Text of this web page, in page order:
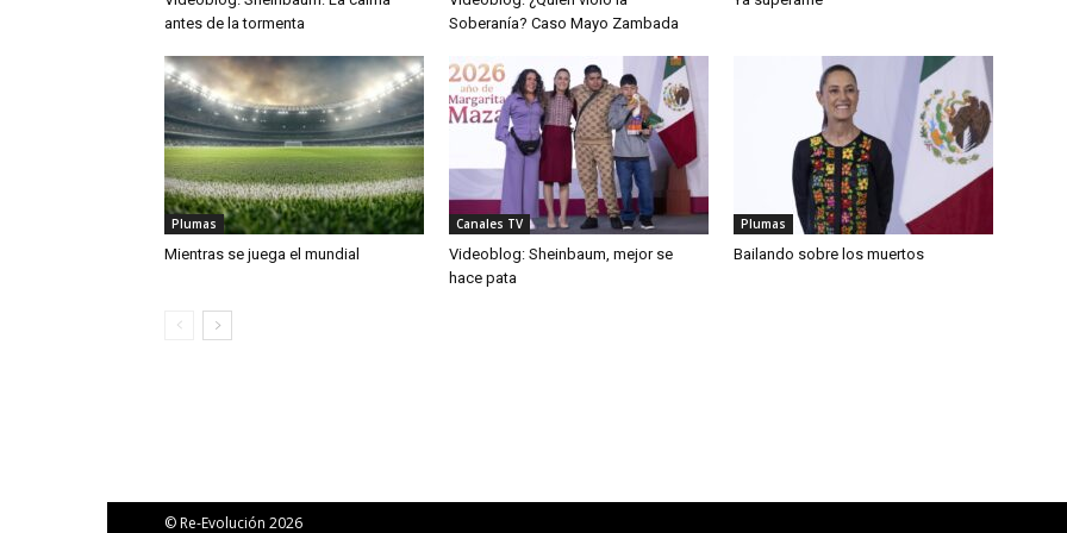
antes de la tormenta
Soberanía? Caso Mayo Zambada
Plumas
Mientras se juega el mundial
Canales TV
Videoblog: Sheinbaum, mejor se
hace pata
Plumas
Bailando sobre los muertos
© Re-Evolución 2026